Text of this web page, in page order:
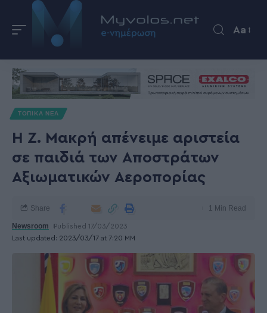
Aa
ΤΟΠΙΚΑ ΝΕΑ
Η Ζ. Μακρή απένειμε αριστεία
σε παιδιά των Αποστράτων
Αξιωματικών Αεροπορίας
Last updated: 2023/03/17 at 7:20 ΜΜ
Newsroom Published 17/03/2023
Share 1 Min Read